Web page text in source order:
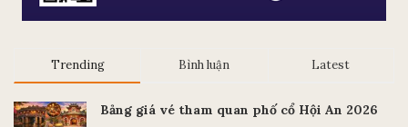
Trending Bình luận Latest
Bảng giá vé tham quan phố cổ Hội An 2026